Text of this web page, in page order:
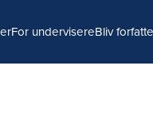
For undervisereBliv